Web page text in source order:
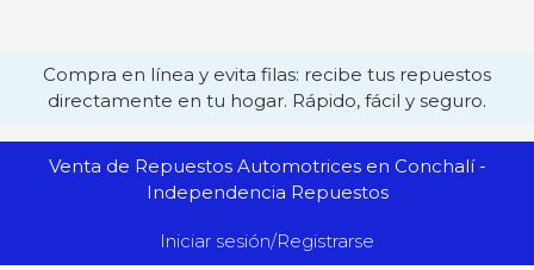
Compra en línea y evita filas: recibe tus repuestos
directamente en tu hogar. Rápido, fácil y seguro.
Venta de Repuestos Automotrices en Conchalí -
Independencia Repuestos
Iniciar sesión/Registrarse